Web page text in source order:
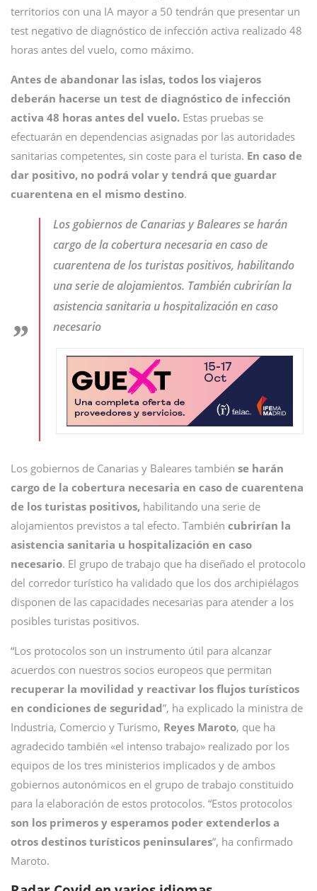
territorios con una IA mayor a 50 tendrán que presentar un
test negativo de diagnóstico de infección activa realizado 48
horas antes del vuelo, como máximo.
Antes de abandonar las islas, todos los viajeros
deberán hacerse un test de diagnóstico de infección
activa 48 horas antes del vuelo. Estas pruebas se
efectuarán en dependencias asignadas por las autoridades
sanitarias competentes, sin coste para el turista. En caso de
dar positivo, no podrá volar y tendrá que guardar
cuarentena en el mismo destino.
Los gobiernos de Canarias y Baleares se harán
cargo de la cobertura necesaria en caso de
cuarentena de los turistas positivos, habilitando
una serie de alojamientos. También cubrirían la
asistencia sanitaria u hospitalización en caso
necesario
Los gobiernos de Canarias y Baleares también se harán
cargo de la cobertura necesaria en caso de cuarentena
de los turistas positivos, habilitando una serie de
alojamientos previstos a tal efecto. También cubrirían la
asistencia sanitaria u hospitalización en caso
necesario. El grupo de trabajo que ha diseñado el protocolo
del corredor turístico ha validado que los dos archipiélagos
disponen de las capacidades necesarias para atender a los
posibles turistas positivos.
“Los protocolos son un instrumento útil para alcanzar
acuerdos con nuestros socios europeos que permitan
recuperar la movilidad y reactivar los flujos turísticos
en condiciones de seguridad”, ha explicado la ministra de
Industria, Comercio y Turismo, Reyes Maroto, que ha
agradecido también «el intenso trabajo» realizado por los
equipos de los tres ministerios implicados y de ambos
gobiernos autonómicos en el grupo de trabajo constituido
para la elaboración de estos protocolos. “Estos protocolos
son los primeros y esperamos poder extenderlos a
otros destinos turísticos peninsulares”, ha confirmado
Maroto.